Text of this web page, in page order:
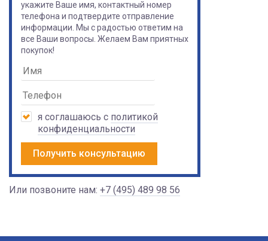
укажите Ваше имя, контактный номер
телефона и подтвердите отправление
информации. Мы с радостью ответим на
все Ваши вопросы. Желаем Вам приятных
покупок!
я соглашаюсь с политикой
конфиденциальности
Получить консультацию
Или позвоните нам: +7 (495) 489 98 56